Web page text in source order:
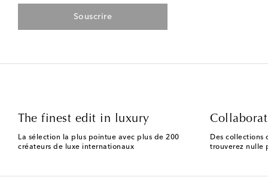
Souscrire
The finest edit in luxury
La sélection la plus pointue avec plus de 200
créateurs de luxe internationaux
Des collections
trouverez nulle